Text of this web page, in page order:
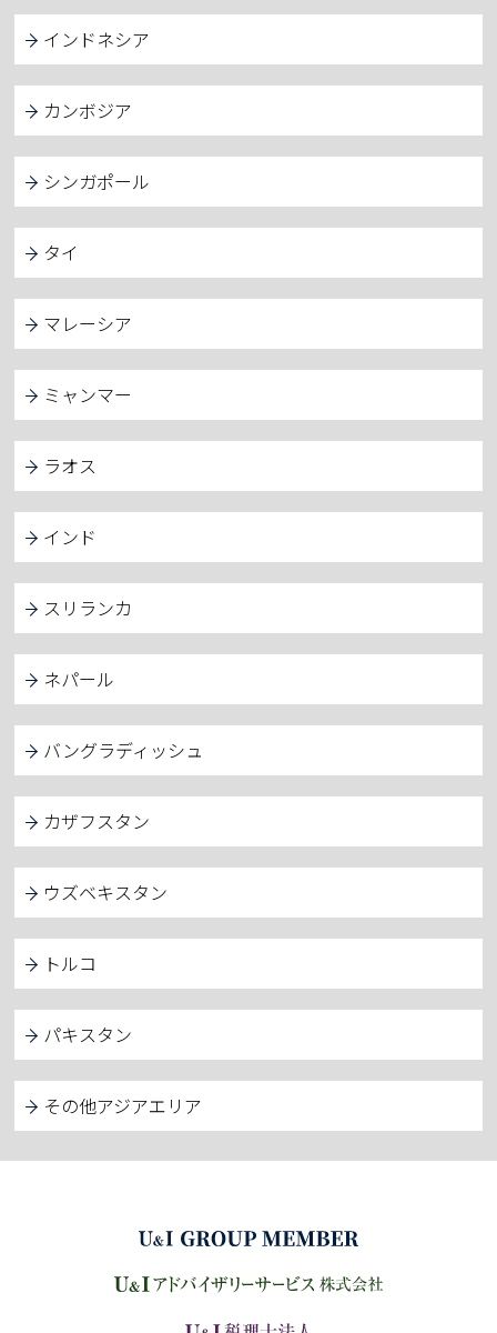
インドネシア
カンボジア
シンガポール
タイ
マレーシア
ミャンマー
ラオス
インド
スリランカ
ネパール
バングラディッシュ
カザフスタン
ウズベキスタン
トルコ
パキスタン
その他アジアエリア